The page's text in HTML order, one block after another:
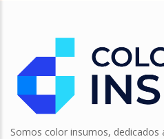
Somos color insumos,